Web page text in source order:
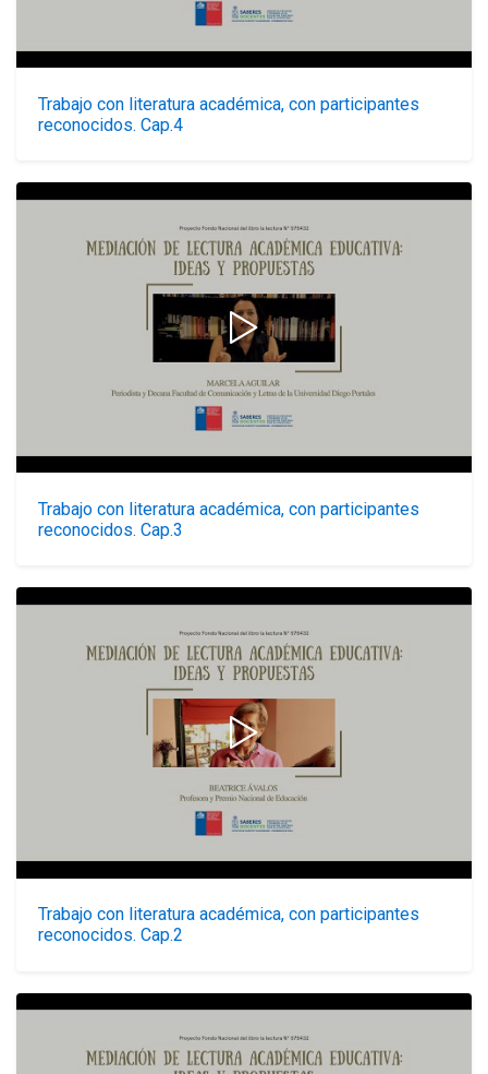
Trabajo con literatura académica, con participantes
reconocidos. Cap.4
Trabajo con literatura académica, con participantes
reconocidos. Cap.3
Trabajo con literatura académica, con participantes
reconocidos. Cap.2